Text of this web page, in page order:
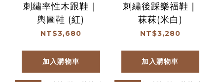
刺繡率性木跟鞋｜
輿圖鞋 (紅)
NT$3,680
加入購物車
刺繡後踩樂福鞋｜
菻菻(米白)
NT$3,280
加入購物車